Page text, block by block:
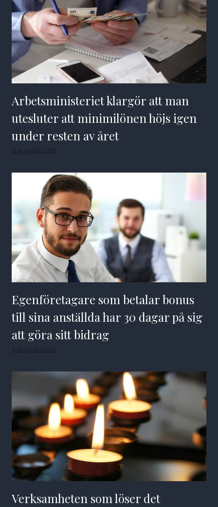
Arbetsministeriet klargör att man
utesluter att minimilönen höjs igen
under resten av året
8 augusti 2026
Egenföretagare som betalar bonus
till sina anställda har 30 dagar på sig
att göra sitt bidrag
8 augusti 2026
Verksamheten som löser det